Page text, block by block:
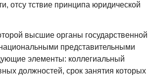
отсу тствие принципа юридической
высшие органы государственной
представительными
элементы: коллегиальный
должностей, срок занятия которых